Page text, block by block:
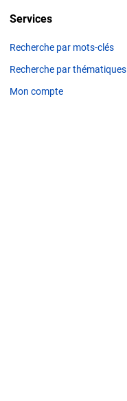
Services
Recherche par mots-clés
Recherche par thématiques
Mon compte